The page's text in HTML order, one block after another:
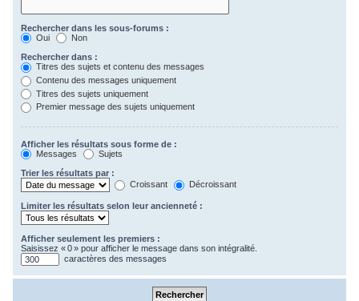
Rechercher dans les sous-forums :
Oui
Non
Rechercher dans :
Titres des sujets et contenu des messages
Contenu des messages uniquement
Titres des sujets uniquement
Premier message des sujets uniquement
Afficher les résultats sous forme de :
Messages
Sujets
Trier les résultats par :
Croissant
Décroissant
Limiter les résultats selon leur ancienneté :
Afficher seulement les premiers :
Saisissez « 0 » pour afficher le message dans son intégralité.
caractères des messages